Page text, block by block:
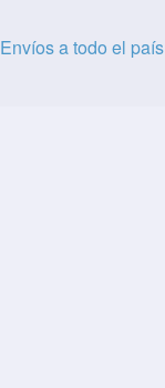
Envíos a todo el país